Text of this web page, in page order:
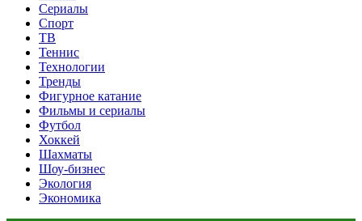
Сериалы
Спорт
ТВ
Теннис
Технологии
Тренды
Фигурное катание
Фильмы и сериалы
Футбол
Хоккей
Шахматы
Шоу-бизнес
Экология
Экономика